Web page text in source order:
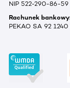
NIP 522-290-86-59
Rachunek
PEKAO SA 92